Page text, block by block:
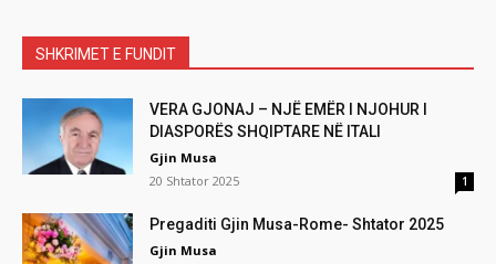
SHKRIMET E FUNDIT
VERA GJONAJ – NJË EMËR I NJOHUR I
DIASPORËS SHQIPTARE NË ITALI
Gjin Musa
20 Shtator 2025
1
Pregaditi Gjin Musa-Rome- Shtator 2025
Gjin Musa